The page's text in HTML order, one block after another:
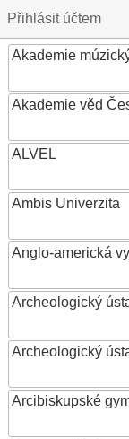
Přihlásit účtem
Akademie
Akademie věd
ALVEL
Ambis Univerzita
Anglo-americká
Archeologický
Archeologický
Arcibiskupské